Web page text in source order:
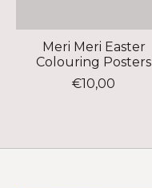
Meri Meri Easter
Colouring Posters
€10,00